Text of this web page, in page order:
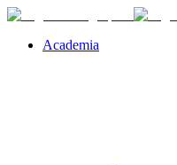
Academia